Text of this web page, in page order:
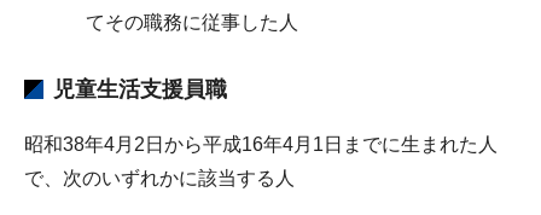
てその職務に従事した人
児童生活支援員職
昭和38年4月2日から平成16年4月1日までに生まれた人
で、次のいずれかに該当する人